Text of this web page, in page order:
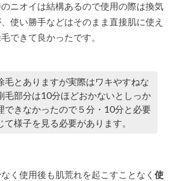
ニオイは結構あるので使用の際は換気
使い勝手などはそのまま直接肌に使え
できて良かったです。
毛とありますが実際はワキやすねな
毛部分は10分ほどおかないとしっか
できなかったので５分・10分と必要
て様子を見る必要があります。
く使用後も肌荒れを起こすことなく 使